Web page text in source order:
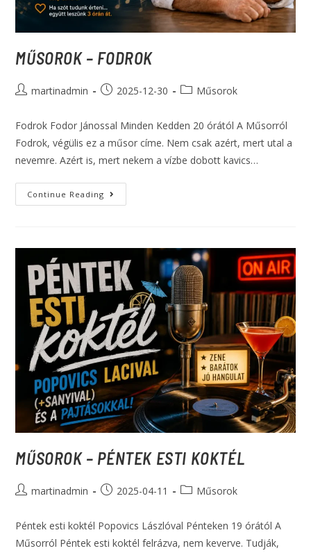
MŰSOROK – FODROK
martinadmin 2025-12-30 Műsorok
Fodrok Fodor Jánossal Minden Kedden 20 órától A Műsorról
Fodrok, végülis ez a műsor címe. Nem csak azért, mert utal a
nevemre. Azért is, mert nekem a vízbe dobott kavics…
Continue Reading
MŰSOROK – PÉNTEK ESTI KOKTÉL
martinadmin 2025-04-11 Műsorok
Péntek esti koktél Popovics Lászlóval Pénteken 19 órától A
Műsorról Péntek esti koktél felrázva, nem keverve. Tudják,